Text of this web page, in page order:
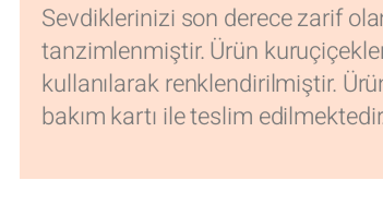
Sevdiklerinizi son derece zarif
tanzimlenmiştir. Ürün
kullanılarak renklendirilmiştir.
bakım kartı ile teslim